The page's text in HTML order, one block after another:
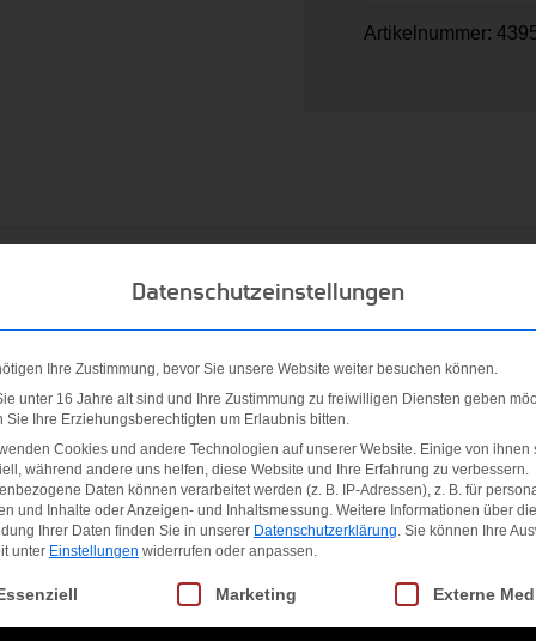
Artikelnummer:
5051 ermöglicht eine verwindungssteife Konstruktion für
2-piece Bauweise
auf 3 und 9 Uhr. Sie ermöglichen ein Durchschwingen der
und mehr Beschleunigung
(Longbody) für mehr Hebel, Druck und Power
Unterstützung der Ballbeschleunigung
Saiten können so stärker durchschwingen, es entsteht
Datenschutzeinstellungen
Ihre Zustimmung, bevor Sie unsere Website weiter besuchen können.
unter 16 Jahre alt sind und Ihre Zustimmung zu freiwilligen Diensten geben
Sie Ihre Erziehungsberechtigten um Erlaubnis bitten.
Cookies und andere Technologien auf unserer Website. Einige von ihnen
während andere uns helfen, diese Website und Ihre Erfahrung zu verbessern.
Daten können verarbeitet werden (z. B. IP-Adressen), z. B. für
und Inhalte oder Anzeigen- und Inhaltsmessung. Weitere Informationen über die
Ihrer Daten finden Sie in unserer Datenschutzerklärung. Sie können Ihre
unter Einstellungen widerrufen oder anpassen.
eine Liste der Service-Gruppen, für die eine Einwilligung erteilt
Marketing Externe